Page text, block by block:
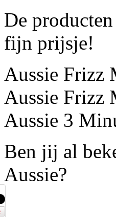
De
fijn prijsje!
Aussie Frizz
Aussie Frizz
Aussie 3
Ben jij al
Aussie?